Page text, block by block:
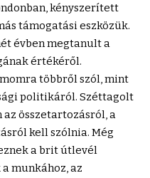
kényszerített
támogatási eszközük.
évben megtanult a
értékéről.
többről szól, mint
politikáról. Széttagolt
összetartozásról, a
kell szólnia. Még
a brit útlevél
munkához, az